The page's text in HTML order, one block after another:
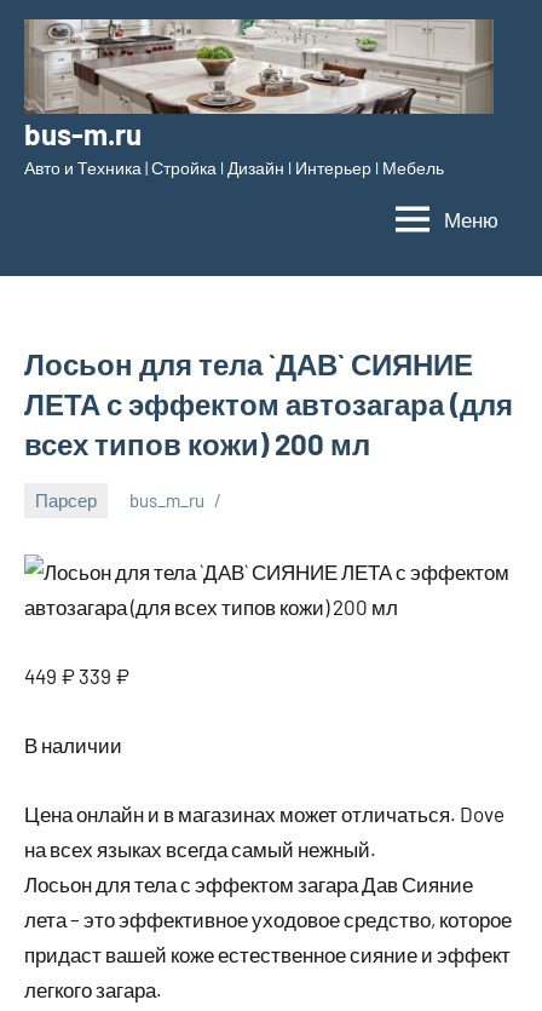
Перейти
содержимому
bus-m.ru
Авто и Техника | Стройка l Дизайн l Интерьер l Мебель
Меню
Лосьон для тела `ДАВ` СИЯНИЕ
ЛЕТА с эффектом автозагара (для
всех типов кожи) 200 мл
Парсер
2025
bus_m_ru
449 ₽ 339 ₽
В наличии
Цена онлайн и в магазинах может отличаться. Dove
на всех языках всегда самый нежный.
Лосьон для тела с эффектом загара Дав Сияние
лета – это эффективное уходовое средство, которое
придаст вашей коже естественное сияние и эффект
легкого загара.